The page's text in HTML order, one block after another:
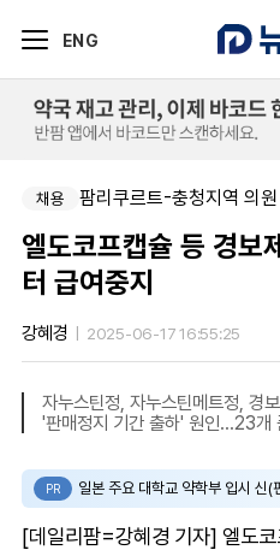
ENG
채용 팜리쿠르트-충청지역 의
엘도코프캡슐 등 경
터 급여중지
강혜경 2025-06-17 16:55:25
자누스틴정, 자누스틴메트정, 경
'판매정지 기간 출하' 원인…23개
PR 일본 주요 대학교 약학부 입시 신(
[데일리팜=강혜경 기자] 엘도